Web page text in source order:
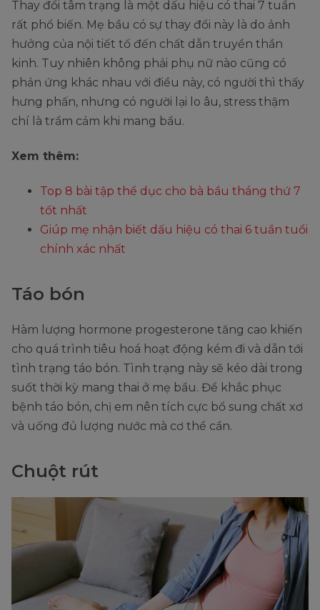
Thay đổi tâm trạng là một dấu hiệu có thai 7 tuần
rất phổ biến. Mẹ bầu có sự thay đổi này là do ảnh
hưởng của nội tiết tố đến chất dẫn truyền thần
kinh. Tuy nhiên không phải phụ nữ nào cũng có
phản ứng khác nhau với điều này, có người thì thấy
hưng phấn, nhưng có người lại lo âu, stress thậm
chí là trầm cảm khi mang bầu.
Xem thêm:
Top 8 bài tập thể dục cho bà bầu tháng thứ 7
tốt nhất
Giúp mẹ nhận biết dấu hiệu có thai 6 tuần tuổi
chính xác nhất
Táo bón
Hàm lượng hormone progesterone tăng cao khiến
cho quá trình tiêu hoá hoạt động kém đi và dẫn tới
tình trạng táo bón. Tình trạng này sẽ kéo dài trong
suốt thời kỳ mang thai ở mẹ bầu. Để khắc phục
bệnh táo bón, chị em nên tích cực bổ sung chất xơ
và uống đủ lượng nước mà cơ thể cần.
Chuột rút